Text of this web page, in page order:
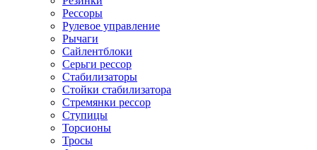
Рессоры
Рулевое управление
Рычаги
Сайлентблоки
Серьги рессор
Стабилизаторы
Стойки стабилизатора
Стремянки рессор
Ступицы
Торсионы
Тросы